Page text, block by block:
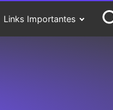
Links Importantes